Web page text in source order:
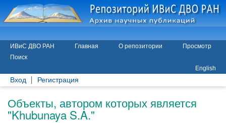
ИВиС ДВО РАН Главная О репозитории
Просмотр
Поиск
English
Вход Регистрация
Объекты, автором которых является
"Khubunaya S.A."